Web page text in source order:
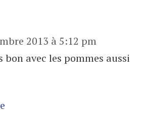
2013 à 5:12 pm
bon avec les pommes aussi